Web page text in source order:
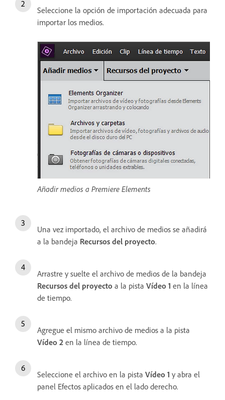
Seleccione la opción de importación adecuada para
importar los medios.
Añadir medios a Premiere Elements
Una vez importado, el archivo de medios se añadirá
a la bandeja Recursos del proyecto.
Arrastre y suelte el archivo de medios de la bandeja
Recursos del proyecto a la pista Vídeo 1 en la línea
de tiempo.
Agregue el mismo archivo de medios a la pista
Vídeo 2 en la línea de tiempo.
Seleccione el archivo en la pista Vídeo 1 y abra el
panel Efectos aplicados en el lado derecho.